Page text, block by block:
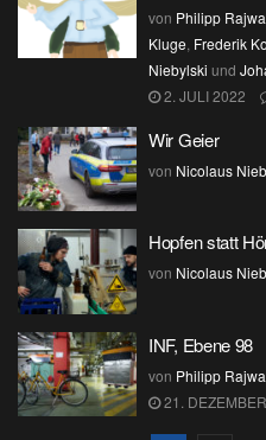
von Philipp Rajwa
Kluge, Frederik
Niebylski und
2. JULI 2022
Wir Geier
von Nicolaus
Hopfen statt
von Nicolaus
INF, Ebene 98
von Philipp Rajwa
21.